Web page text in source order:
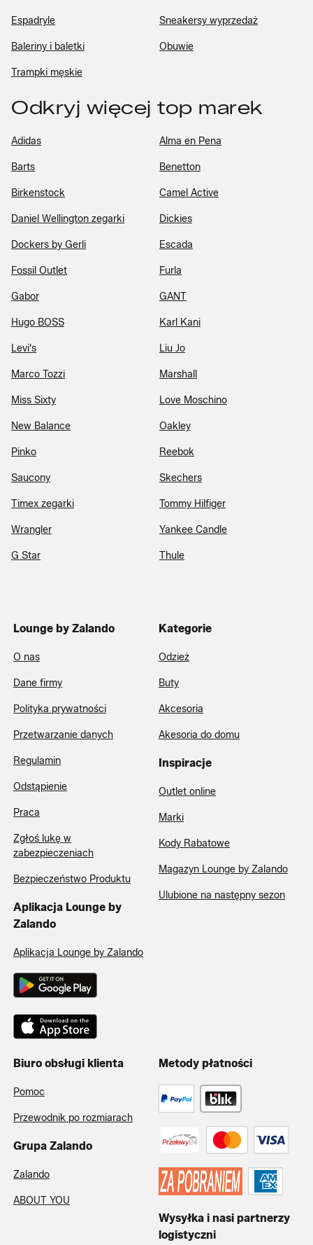
Espadryle Sneakersy wyprzedaż
Baleriny i baletki Obuwie
Trampki męskie
Odkryj więcej top marek
Adidas Alma en Pena
Barts Benetton
Birkenstock Camel Active
Daniel Wellington zegarki Dickies
Dockers by Gerli Escada
Fossil Outlet Furla
Gabor GANT
Hugo BOSS Karl Kani
Levi's Liu Jo
Marco Tozzi Marshall
Miss Sixty Love Moschino
New Balance Oakley
Pinko Reebok
Saucony Skechers
Timex zegarki Tommy Hilfiger
Wrangler Yankee Candle
G Star Thule
Lounge by Zalando
O nas
Dane firmy
Polityka prywatności
Przetwarzanie danych
Regulamin
Odstąpienie
Praca
Zgłoś lukę w
zabezpieczeniach
Bezpieczeństwo Produktu
Aplikacja Lounge by
Zalando
Aplikacja Lounge by Zalando
Kategorie
Odzież
Buty
Akcesoria
Akesoria do domu
Inspiracje
Outlet online
Marki
Kody Rabatowe
Magazyn Lounge by Zalando
Ulubione na następny sezon
Biuro obsługi klienta
Pomoc
Przewodnik po rozmiarach
Grupa Zalando
Zalando
ABOUT YOU
Metody płatności
Wysyłka i nasi partnerzy
logistyczni